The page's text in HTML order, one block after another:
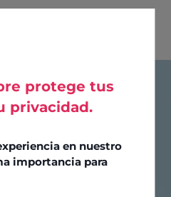
protege tus
privacidad.
en nuestro
importancia para